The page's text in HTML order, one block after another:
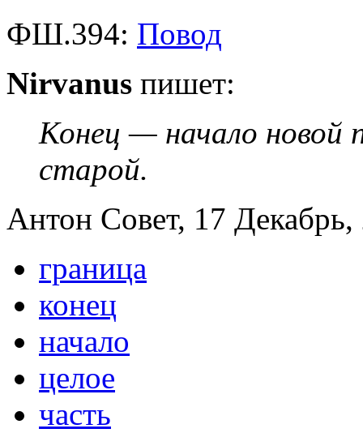
ФШ.394: Повод
Nirvanus пишет:
Конец — начало новой
старой.
Антон Совет, 17
граница
конец
начало
целое
часть